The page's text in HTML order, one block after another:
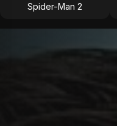
Spider-Man 2